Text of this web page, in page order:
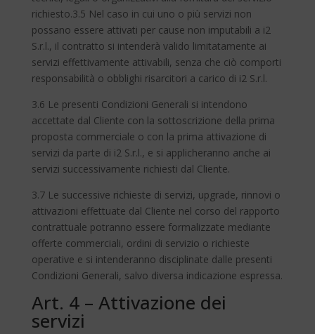
richiesto.3.5 Nel caso in cui uno o più servizi non
possano essere attivati per cause non imputabili a i2
S.r.l., il contratto si intenderà valido limitatamente ai
servizi effettivamente attivabili, senza che ciò comporti
responsabilità o obblighi risarcitori a carico di i2 S.r.l.
3.6 Le presenti Condizioni Generali si intendono
accettate dal Cliente con la sottoscrizione della prima
proposta commerciale o con la prima attivazione di
servizi da parte di i2 S.r.l., e si applicheranno anche ai
servizi successivamente richiesti dal Cliente.
3.7 Le successive richieste di servizi, upgrade, rinnovi o
attivazioni effettuate dal Cliente nel corso del rapporto
contrattuale potranno essere formalizzate mediante
offerte commerciali, ordini di servizio o richieste
operative e si intenderanno disciplinate dalle presenti
Condizioni Generali, salvo diversa indicazione espressa.
Art. 4 – Attivazione dei
servizi